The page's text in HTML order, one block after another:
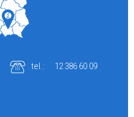
tel.: 12 386 60 09